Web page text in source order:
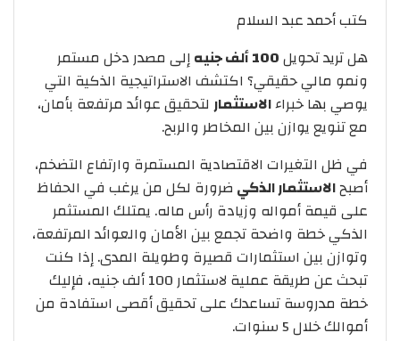
كتب أحمد عبد السلام
هل تريد تحويل100 ألف جنيه
إلى مصدر دخل مستمر
ونمو مالي حقيقي؟ اكتشف الاستراتيجية الذكية التي
يوصي بها خبراءالاستثمار لتحقيق عوائد مرتفعة بأمان،
مع تنويع يوازن بين المخاطر والربح.
في ظل التغيرات الاقتصادية المستمرة وارتفاع التضخم،
أصبحالاستثمار الذكي ضرورة لكل من يرغب في الحفاظ
على قيمة أمواله وزيادة رأس ماله. يمتلك المستثمر
الذكي خطة واضحة تجمع بين الأمان والعوائد المرتفعة،
وتوازن بين استثمارات قصيرة وطويلة المدى. إذا كنت
تبحث عن طريقة عملية لاستثمار 100 ألف جنيه، فإليك
خطة مدروسة تساعدك على تحقيق أقصى استفادة من
أموالك خلال 5 سنوات.